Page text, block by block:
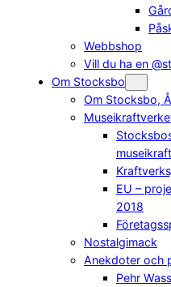
Webbshop
Vill du ha en
Om Stocksbo
Om Stocksbo,
EU –
2018
Nostalgimack
Anekdoter och
Pehr